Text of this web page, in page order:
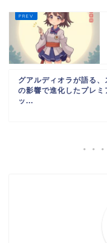
グアルディオラが語る、
の影響で進化したプレミ
ッ...